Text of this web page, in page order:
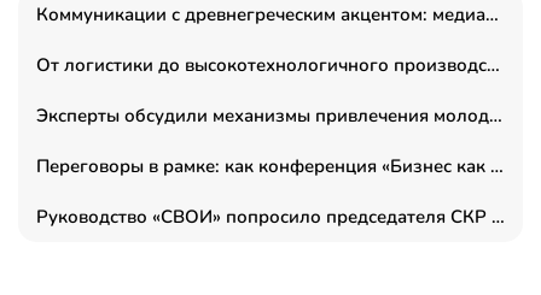
Коммуникации с древнегреческим акцентом: медиаменеджер и журналист Владимир Дергачев запустил коммуникационное агентство «Сократ 2.0»
От логистики до высокотехнологичного производства: как основатель “гагаринга” выстраивает экосистему безопасности и гражданских БПЛА
Эксперты обсудили механизмы привлечения молодых специалистов в промышленные города
Переговоры в рамке: как конференция «Бизнес как искусство» переформатирует деловой этикет в стенах ТПП РФ
Руководство «СВОИ» попросило председателя СКР дать правовую оценку обысков в тыловом штабе